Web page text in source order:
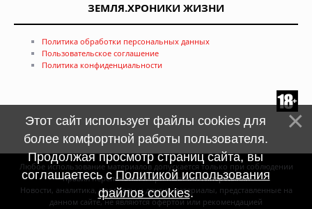
ЗЕМЛЯ.ХРОНИКИ ЖИЗНИ
Политика обработки персональных данных
Пользовательское соглашение
Политика конфиденциальности
Любое использование материалов допускается только при соблюдении
правил перепечатки и при наличиигиперссылки
Новости, аналитика, прогнозы и другие материалы, представленные на
данном сайте, не являются офертой или рекомендацией
Этот сайт использует файлы cookies для
более комфортной работы пользователя.
Продолжая просмотр страниц сайта, вы
соглашаетесь сПолитикой использования
файлов cookies.